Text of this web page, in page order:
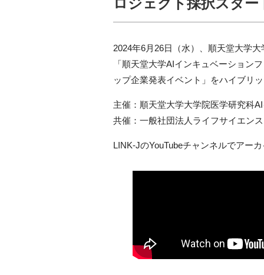
ロジェクト採択スタ
2024年6月26日（水）、順天堂大学
「順天堂大学AIインキュベーション
ップ企業発表イベント」をハイブリ
主催：順天堂大学大学院医学研究科
共催：一般社団法人ライフサイエン
LINK-JのYouTubeチャンネルでアー